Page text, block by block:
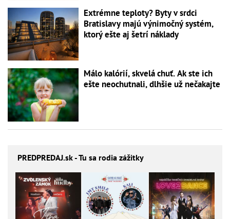
Extrémne teploty? Byty v srdci
Bratislavy majú výnimočný systém,
ktorý ešte aj šetrí náklady
Málo kalórií, skvelá chuť. Ak ste ich
ešte neochutnali, dlhšie už nečakajte
PREDPREDAJ.sk - Tu sa rodia zážitky